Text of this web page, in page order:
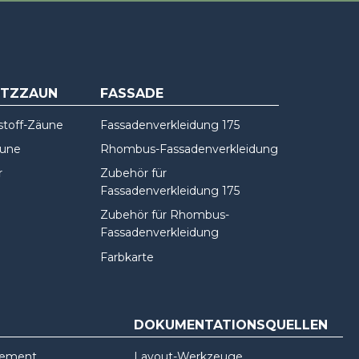
Zäune
FASSADE
Fassadenverkleidung 175
Rhombus-Fassadenverkleidung
Zubehör für
Fassadenverkleidung 175
Zubehör für Rhombus-
Fassadenverkleidung
Farbkarte
DOKUMENTATIONSQUELLEN